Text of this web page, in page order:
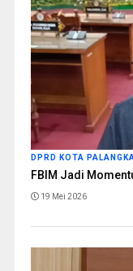
DPRD KOTA
FBIM Jadi
19 Mei 2026